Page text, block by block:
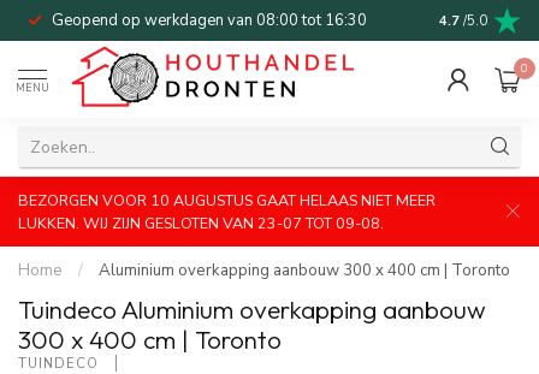
Geopend op werkdagen van 08:00 tot 16:30 Bel of mail
4.7 /5.0
MENU
0
BEZORGEN VOOR 10 AUGUSTUS GAAT HELAAS NIET MEER
LUKKEN. WIJ ZIJN GESLOTEN VAN 23-07 TOT 09-08.
Home / Aluminium overkapping aanbouw 300 x 400 cm | Toronto
Tuindeco Aluminium overkapping aanbouw
300 x 400 cm | Toronto
TUINDECO